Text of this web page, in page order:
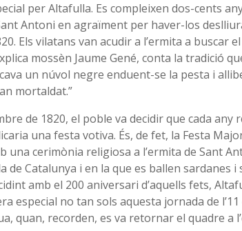
per Altafulla. Es compleixen dos-cents
Antoni en agraïment per haver-los
Els vilatans van acudir a l’ermita a buscar
mossèn Jaume Gené, conta la tradició
un núvol negre enduent-se la pesta i
mortaldat.”
de 1820, el poble va decidir que cada any
una festa votiva. És, de fet, la Festa
una cerimònia religiosa a l’ermita de Sant
de Catalunya i en la que es ballen sardanes i
amb el 200 aniversari d’aquells fets,
especial no tan sols aquesta jornada de
quan, recorden, es va retornar el quadre a